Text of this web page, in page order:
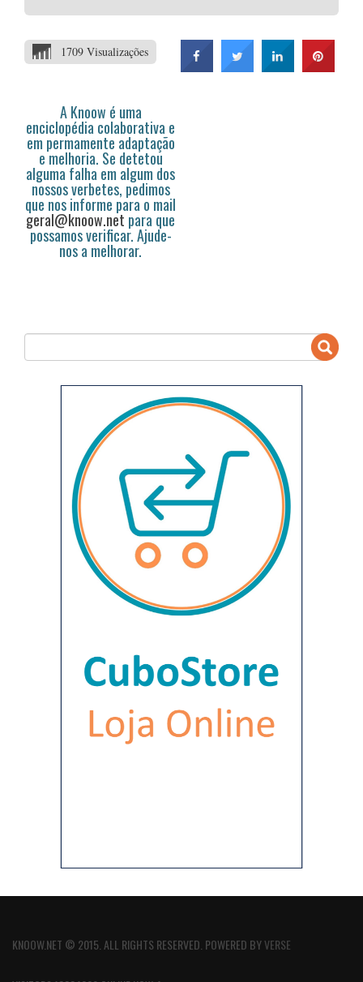
1709 Visualizações
A Knoow é uma
enciclopédia colaborativa e
em permamente adaptação
e melhoria. Se detetou
alguma falha em algum dos
nossos verbetes, pedimos
que nos informe para o mail
geral@knoow.net para que
possamos verificar. Ajude-
nos a melhorar.
KNOOW.NET © 2015. ALL RIGHTS RESERVED. POWERED BYVERSE